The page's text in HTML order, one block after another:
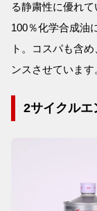
る静粛性に優れて
100％化学合成油
ト。コスパも含
ンスさせています
2サイクルエ